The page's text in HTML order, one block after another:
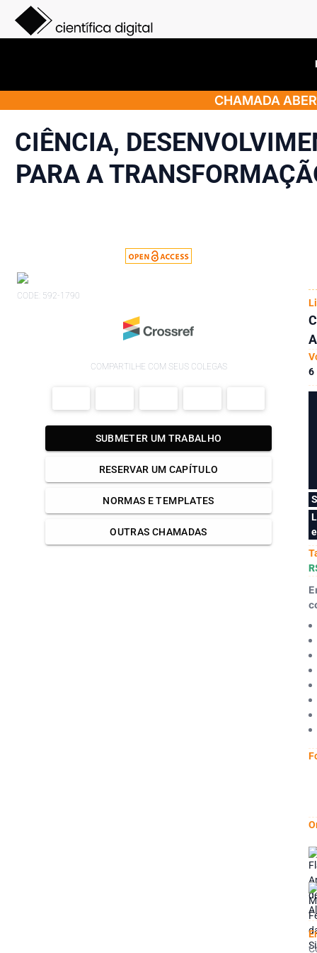
CHAMADA
CIÊNCIA,
PARA A
CODE: 592-1790
COMPARTILHE COM SEUS COLEGAS
SUBMETER UM TRABALHO
RESERVAR UM CAPÍTULO
NORMAS E TEMPLATES
OUTRAS CHAMADAS
6